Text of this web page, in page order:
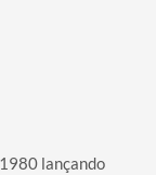
lançando